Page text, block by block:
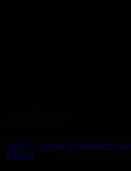
Job: Vi søger el-tekniker /
Farum